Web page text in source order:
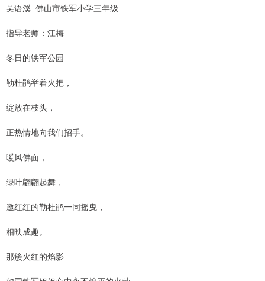
吴语溪 佛山市铁军小学三年级
指导老师：江梅
冬日的铁军公园
勒杜鹃举着火把，
绽放在枝头，
正热情地向我们招手。
暖风佛面，
绿叶翩翩起舞，
邀红红的勒杜鹃一同摇曳，
相映成趣。
那簇火红的焰影